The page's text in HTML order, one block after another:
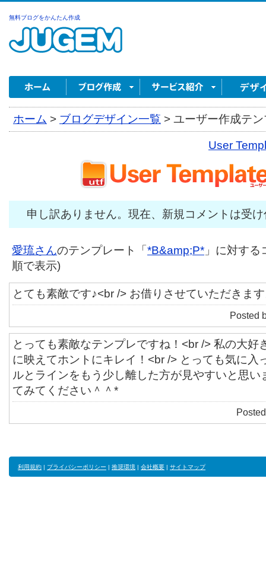
無料ブログをかんたん作成
ホーム > ブログデザイン一覧 > ユーザー作成テ
User
申し訳ありません。現在、新規コメントは受
愛琉さんのテンプレート「 *B&amp;P* 」に対す
順で表示)
とても素敵です♪<br /> お借りさせていただきま
Posted
とっても素敵なテンプレですね！<br /> 私の大好
に映えてホントにキレイ！<br /> とっても気に入
ルとラインをもう少し離した方が見やすいと思い
てみてください＾＾*
利用規約 | プライバシーポリシー | 推奨環境 | 会社概要 | サイトマップ